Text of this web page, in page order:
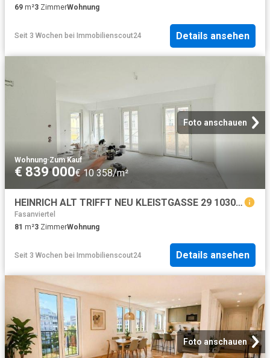
69 m²3 ZimmerWohnung
Seit 3 Wochen bei Immobilienscout24 Details ansehen
Foto anschauen
Wohnung·Zum Kauf
€ 839 000€ 10 358/m²
HEINRICH ALT TRIFFT NEU KLEISTGASSE 29 1030 WIEN Dachgeschoßwohnungen
Fasanviertel
81 m²3 ZimmerWohnung
Seit 3 Wochen bei Immobilienscout24 Details ansehen
Foto anschauen